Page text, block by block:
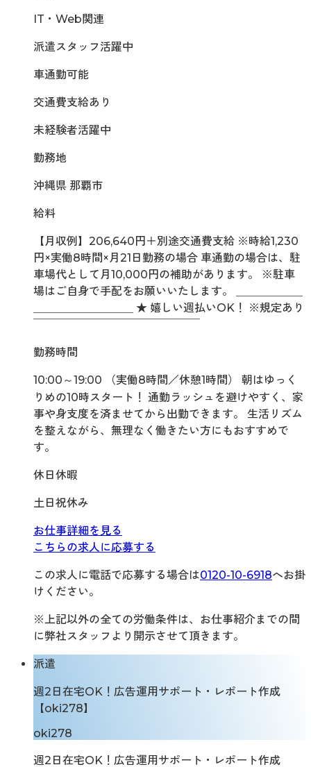
IT・Web関連
派遣スタッフ活躍中
車通勤可能
交通費支給あり
未経験者活躍中
勤務地
沖縄県 那覇市
給料
【月収例】206,640円＋別途交通費支給 ※時給1,230
円×実働8時間×月21日勤務の場合 車通勤の場合は、駐
車場代として月10,000円の補助があります。 ※駐車
場はご自身で手配をお願いいたします。 ＿＿＿＿＿＿
＿＿＿＿＿＿＿＿＿ ★ 嬉しい週払いOK！ ※規定あり
勤務時間
10:00～19:00 （実働8時間／休憩1時間） 朝はゆっく
りめの10時スタート！ 通勤ラッシュを避けやすく、家
事や身支度を済ませてから出勤できます。 生活リズム
を整えながら、無理なく働きたい方にもおすすめで
す。
休日休暇
土日祝休み
お仕事詳細を見る
こちらの求人に応募する
この求人に電話で応募する場合は0120-10-6918へお掛
けください。
※上記以外の全ての労働条件は、お仕事紹介までの間
に弊社スタッフより開示させて頂きます。
派遣
週2日在宅OK！広告運用サポート・レポート作成
【oki278】
oki278
週2日在宅OK！広告運用サポート・レポート作成